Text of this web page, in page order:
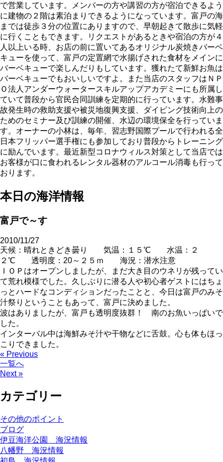
で営業しています。メンバーの方や講習の方が宿泊できるよう
に建物の２階は素泊まりできるようになっています。富戸の海
までは徒歩３分の位置にありますので、早朝起きて散歩に気軽
に行くこともできます。リクエストがあるときや宿泊の方が４
人以上いる時、お店の前に置いてあるオリジナル炭焼きバーベ
キューを使って、富戸の定置網で水揚げされた食材をメインに
バーベキューで楽しんだりもしています。獲れたて新鮮お魚は
バーベキューでもおいしいですよ。また当店のスタッフはＮＰ
Ｏ法人アンダーウォータースキルアップアカデミーにも所属し
ていて普段から官民合同訓練を定期的に行っています。水難事
故発生時の救助支援や被災地復興支援、ダイビング技術向上の
ためのセミナー及び訓練の開催、水辺の環境保全を行っていま
す。オーナーの小林は、毎年、習志野国際プールで行われる全
日本フリッパー選手権にも参加しており普段からトレーニング
に励んでいます。最近新型コロナウィルス対策として当店では
お客様が口に食われるレンタル器材のアルコール消毒も行って
おります。
本日の海洋情報
富戸で～す
2010/11/27
天候：晴れときどき曇り 気温：１５℃ 水温：２
２℃ 透明度：20～２５ｍ 海況：潜水注意
ＩＯＰはオープンしましたが、まだ大き目のウネリが残ってい
て荒れ模様でした。久しぶりに潜る人や初心者ゲストにはちょ
っとハードなコンディションだったことと、今日は富戸のみそ
汁祭りということもあって、富戸に決めました。
波はありましたが、富戸も透明度抜群！ 南のお魚いっぱいで
した。
インターバル中は海鮮みそ汁や干物などに舌鼓。心も体もほっ
こりできました。
« Previous
一覧へ
Next »
カテゴリー
その他のポイント
ブログ
伊豆海洋公園 海況情報
八幡野 海況情報